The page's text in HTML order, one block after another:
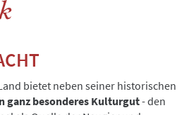
bietet neben seiner historischen
ganz besonderes Kulturgut- den